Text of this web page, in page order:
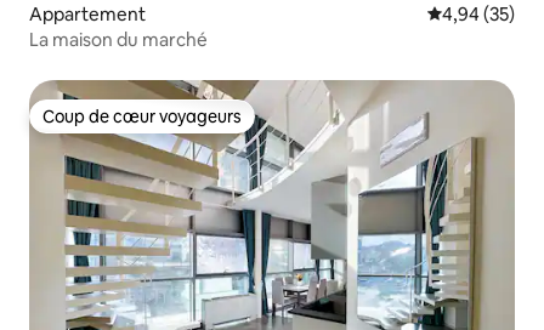
Appartement Évaluation
4,94 (35)
La maison du marché
Coup de cœur voyageurs
Coup de cœur voyageurs